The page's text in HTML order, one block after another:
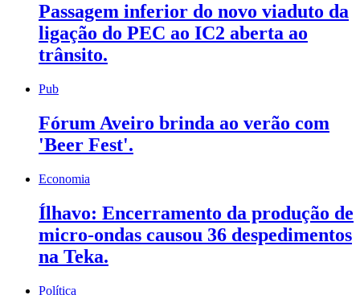
Passagem inferior do novo viaduto da
ligação do PEC ao IC2 aberta ao
trânsito.
Pub
Fórum Aveiro brinda ao verão com
'Beer Fest'.
Economia
Ílhavo: Encerramento da produção de
micro-ondas causou 36 despedimentos
na Teka.
Política